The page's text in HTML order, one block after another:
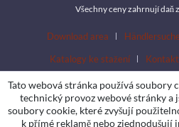
Všechny ceny zahrnují daň
Download area Händlersuche
Katalogy ke stažení
Kontakt
Tato webová stránka používá soubory
technický provoz webové stránky a
soubory cookie, které zvyšují
k přímé reklamě nebo